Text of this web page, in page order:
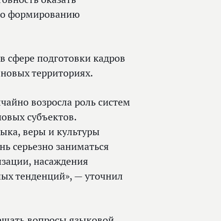
формированию
сфере подготовки кадров
территориях.
возросла роль систем
субъектов.
веры и культуры
серьезно заниматься
насаждения
тенденций», — уточнил